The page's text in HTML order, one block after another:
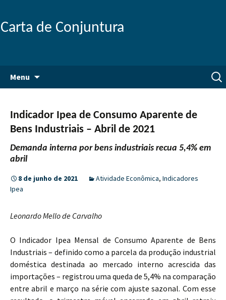
Carta de Conjuntura
Menu
conteúdo
por:
Indicador Ipea de Consumo Aparente de
Bens Industriais – Abril de 2021
Demanda interna por bens industriais recua 5,4% em
abril
8 de junho de 2021 Atividade Econômica, Indicadores
Ipea
Leonardo Mello de Carvalho
O Indicador Ipea Mensal de Consumo Aparente de Bens
Industriais – definido como a parcela da produção industrial
doméstica destinada ao mercado interno acrescida das
importações – registrou uma queda de 5,4% na comparação
entre abril e março na série com ajuste sazonal. Com esse